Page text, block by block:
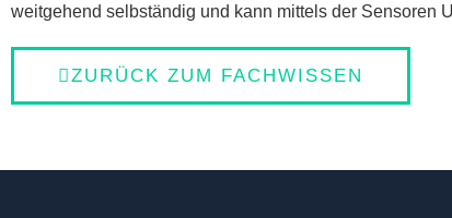
weitgehend selbständig und kann mittels der Sensoren
ZURÜCK ZUM FACHWISSEN